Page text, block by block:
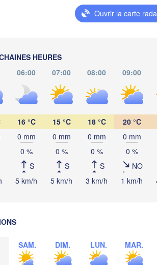
Ouvrir la carte
HEURES
06:00 07:00 08:00 09:00
16 °C
0 mm
0 %
S
5 km/h
15 °C
0 mm
0 %
S
5 km/h
18 °C
0 mm
0 %
S
3 km/h
20 °C
0 mm
0 %
NO
1 km/h
SAM. DIM. LUN. MAR.
Београд
(Beograd)
Zagreb
Tiranë
Sarajevo
Košice
Split
Szeged
Banja Luka
Pécs
HONGRIE
SERBIE
BOSNIE-
HERZÉGOVINE
SLOVAQUIE
DU